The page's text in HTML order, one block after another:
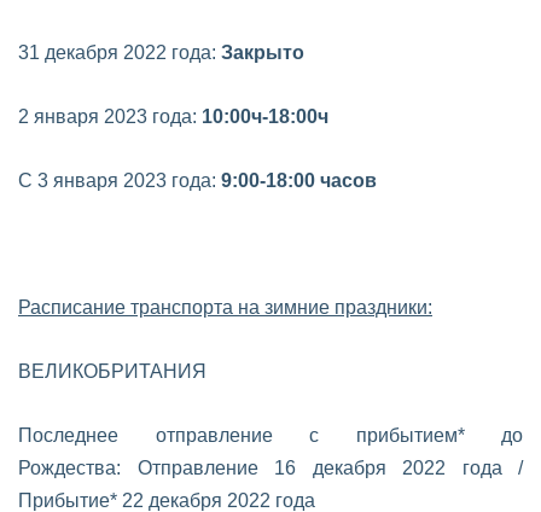
31 декабря 2022 года: Закрыто
2 января 2023 года: 10:00ч-18:00ч
С 3 января 2023 года: 9:00-18:00 часов
Расписание транспорта на зимние праздники:
ВЕЛИКОБРИТАНИЯ
Последнее отправление с прибытием* до
Рождества: Отправление 16 декабря 2022 года /
Прибытие* 22 декабря 2022 года